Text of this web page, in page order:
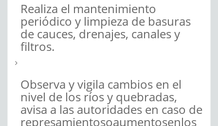
Realiza el mantenimiento
periódico y limpieza de basuras
de cauces, drenajes, canales y
filtros.
Observa y vigila cambios en el
nivel de los ríos y quebradas,
avisa a las autoridades en caso de
represamientosoaumentosenlos